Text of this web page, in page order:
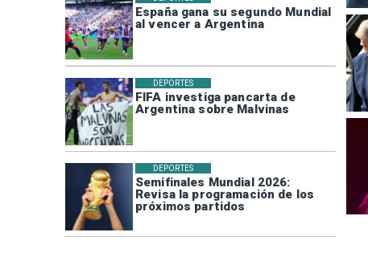
España gana su segundo Mundial
al vencer a Argentina
FIFA investiga pancarta de
Argentina sobre Malvinas
DEPORTES
Semifinales Mundial 2026:
Revisa la programación de los
próximos partidos
DEPORTES